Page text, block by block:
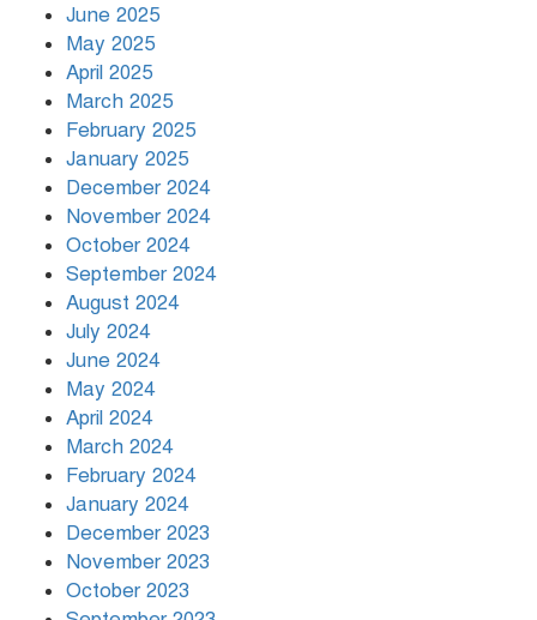
June 2025
May 2025
April 2025
March 2025
February 2025
January 2025
December 2024
November 2024
October 2024
September 2024
August 2024
July 2024
June 2024
May 2024
April 2024
March 2024
February 2024
January 2024
December 2023
November 2023
October 2023